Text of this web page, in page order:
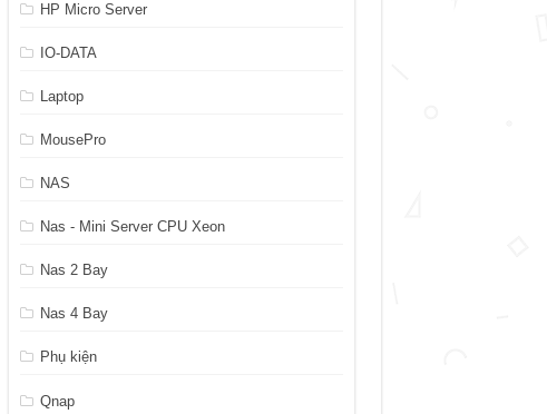
HP Micro Server
IO-DATA
Laptop
MousePro
NAS
Nas - Mini Server CPU Xeon
Nas 2 Bay
Nas 4 Bay
Phụ kiện
Qnap